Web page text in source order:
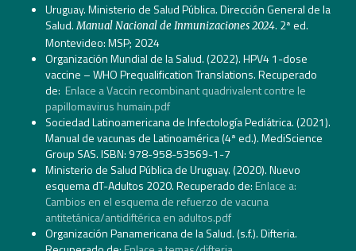
Uruguay. Ministerio de Salud Pública. Dirección General de la
Salud.Manual Nacional de Inmunizaciones 2024. 2ª ed.
Montevideo: MSP; 2024
Organización Mundial de la Salud. (2022). HPV4 1-dose
vaccine – WHO Prequalification Translations. Recuperado
de: Enlace a Vaccin recombinant quadrivalent contre le
papillomavirus humain.pdf
Sociedad Latinoamericana de Infectología Pediátrica. (2021).
Manual de vacunas de Latinoamérica (4ª ed.). MediScience
Group SAS. ISBN: 978-958-53569-1-7
Ministerio de Salud Pública de Uruguay. (2020). Nuevo
esquema dT-Adultos 2020. Recuperado de: Enlace a:
Cambios en el esquema de refuerzo de vacuna
antitetánica/antidiftérica en adultos.pdf
Organización Panamericana de la Salud. (s.f.). Difteria.